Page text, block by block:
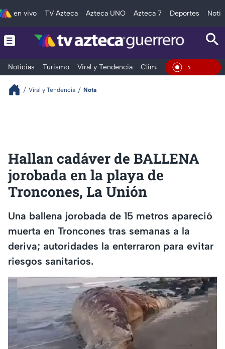
en vivo TV Azteca Azteca UNO Azteca 7 Deportes
Noticias Turismo Viral y Tendencia Clima Deportes En Vivo
Viral y Tendencia Nota
Hallan cadáver de BALLENA
jorobada en la playa de
Troncones, La Unión
Una ballena jorobada de 15 metros apareció
muerta en Troncones tras semanas a la
deriva; autoridades la enterraron para evitar
riesgos sanitarios.